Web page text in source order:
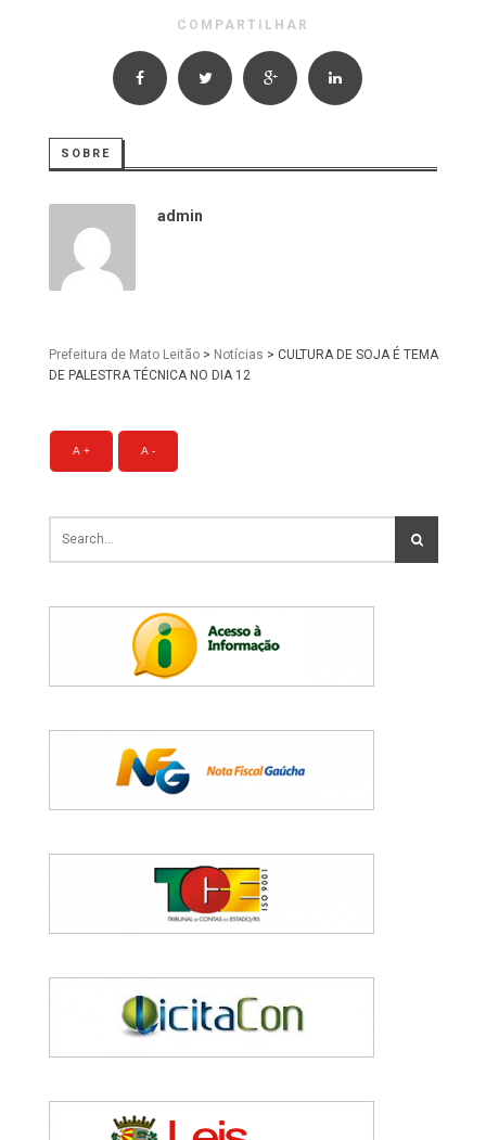
COMPARTILHAR
SOBRE
admin
Prefeitura de Mato Leitão > Notícias > CULTURA DE SOJA É TEMA
DE PALESTRA TÉCNICA NO DIA 12
A + A -